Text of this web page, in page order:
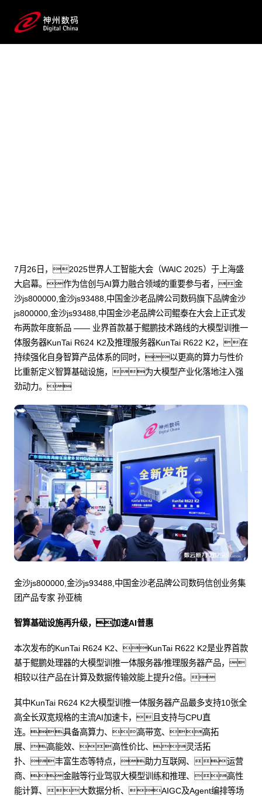
7月26日，2025世界人工智能大会（WAIC 2025）于上海盛
大启幕。作为信创与AI算力融合领域的重要参与者，金
沙js800000,金沙js93488,中国金沙老品牌公司数码旗下品牌金沙
js800000,金沙js93488,中国金沙老品牌公司鲲泰在大会上正式发
布两款年度新品 —— 业界首款基于鲲鹏技术路线的大模型训推一
体服务器KunTai R624 K2及推理服务器KunTai R622 K2，在
持续强化自身智算产品体系的同时，以更高的算力与性价
比重新定义智算基础设施，为大模型产业化落地注入强
劲动力。
金沙js800000,金沙js93488,中国金沙老品牌公司数码信创业务集
团产品专家 孙亚楠
智算基础设施再升级，加速AI普惠
本次发布的KunTai R624 K2、KunTai R622 K2是业界首款
基于鲲鹏处理器的大模型训推一体服务器/推理服务器产品，
相较以往产品在计算及数据传输效能上提升2倍。
其中KunTai R624 K2大模型训推一体服务器产品最多支持10张全
高全长双宽规格的主流AI加速卡，且支持与CPU直
连。具备高算力、高带宽、高拓
展、高能效、高性价比、灵活拓
扑、丰富生态等特点，助力互联网、运营
商、金融等行业驾驭大模型训练和推理、高性
能计算、大数据分析、AIGC及Agent编排等场